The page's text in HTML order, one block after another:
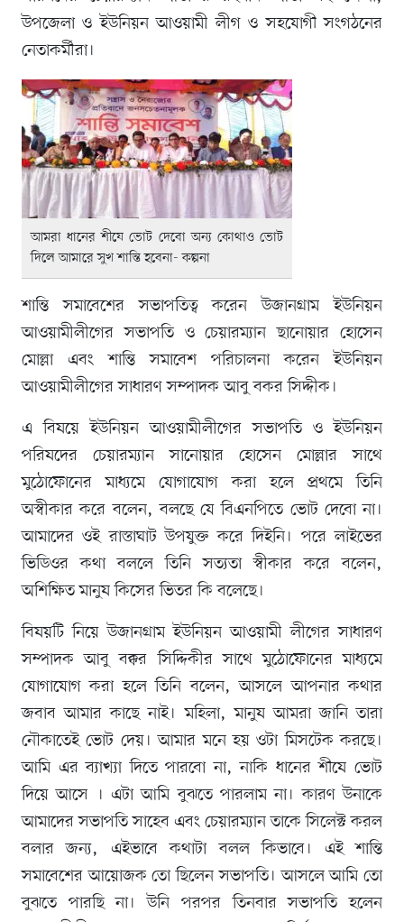
উপজেলা ও ইউনিয়ন আওয়ামী লীগ ও সহযোগী সংগঠনের
নেতাকর্মীরা।
আমরা ধানের শীষে ভোট দেবো অন্য কোথাও ভোট
দিলে আমারে সুখ শান্তি হবেনা- কল্পনা
শান্তি সমাবেশের সভাপতিত্ব করেন উজানগ্রাম ইউনিয়ন
আওয়ামীলীগের সভাপতি ও চেয়ারম্যান ছানোয়ার হোসেন
মোল্লা এবং শান্তি সমাবেশ পরিচালনা করেন ইউনিয়ন
আওয়ামীলীগের সাধারণ সম্পাদক আবু বকর সিদ্দীক।
এ বিষয়ে ইউনিয়ন আওয়ামীলীগের সভাপতি ও ইউনিয়ন
পরিষদের চেয়ারম্যান সানোয়ার হোসেন মোল্লার সাথে
মুঠোফোনের মাধ্যমে যোগাযোগ করা হলে প্রথমে তিনি
অস্বীকার করে বলেন, বলছে যে বিএনপিতে ভোট দেবো না।
আমাদের ওই রাস্তাঘাট উপযুক্ত করে দিইনি। পরে লাইভের
ভিডিওর কথা বললে তিনি সত্যতা স্বীকার করে বলেন,
অশিক্ষিত মানুষ কিসের ভিতর কি বলেছে।
বিষয়টি নিয়ে উজানগ্রাম ইউনিয়ন আওয়ামী লীগের সাধারণ
সম্পাদক আবু বক্কর সিদ্দিকীর সাথে মুঠোফোনের মাধ্যমে
যোগাযোগ করা হলে তিনি বলেন, আসলে আপনার কথার
জবাব আমার কাছে নাই। মহিলা, মানুষ আমরা জানি তারা
নৌকাতেই ভোট দেয়। আমার মনে হয় ওটা মিসটেক করছে।
আমি এর ব্যাখ্যা দিতে পারবো না, নাকি ধানের শীষে ভোট
দিয়ে আসে । এটা আমি বুঝতে পারলাম না। কারণ উনাকে
আমাদের সভাপতি সাহেব এবং চেয়ারম্যান তাকে সিলেক্ট করল
বলার জন্য, এইভাবে কথাটা বলল কিভাবে। এই শান্তি
সমাবেশের আয়োজক তো ছিলেন সভাপতি। আসলে আমি তো
বুঝতে পারছি না। উনি পরপর তিনবার সভাপতি হলেন